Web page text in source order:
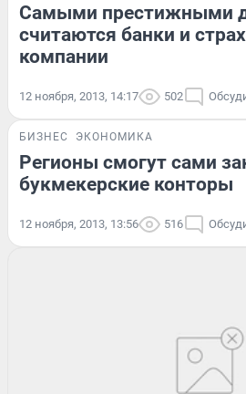
Самыми престижными
считаются банки и
компании
12 ноября, 2013, 14:17 502
БИЗНЕС ЭКОНОМИКА
Регионы смогут сами
букмекерские конторы
12 ноября, 2013, 13:56 516